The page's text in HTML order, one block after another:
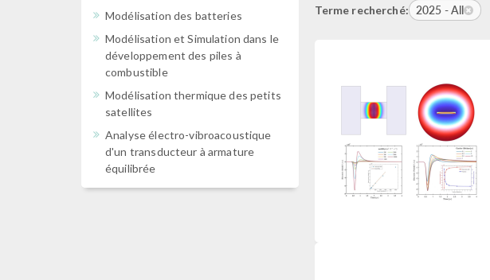
Modélisation des batteries
Modélisation et Simulation dans le
développement des piles à
combustible
Modélisation thermique des petits
satellites
Analyse électro-vibroacoustique
d'un transducteur à armature
équilibrée
Terme recherché: 2025 - All